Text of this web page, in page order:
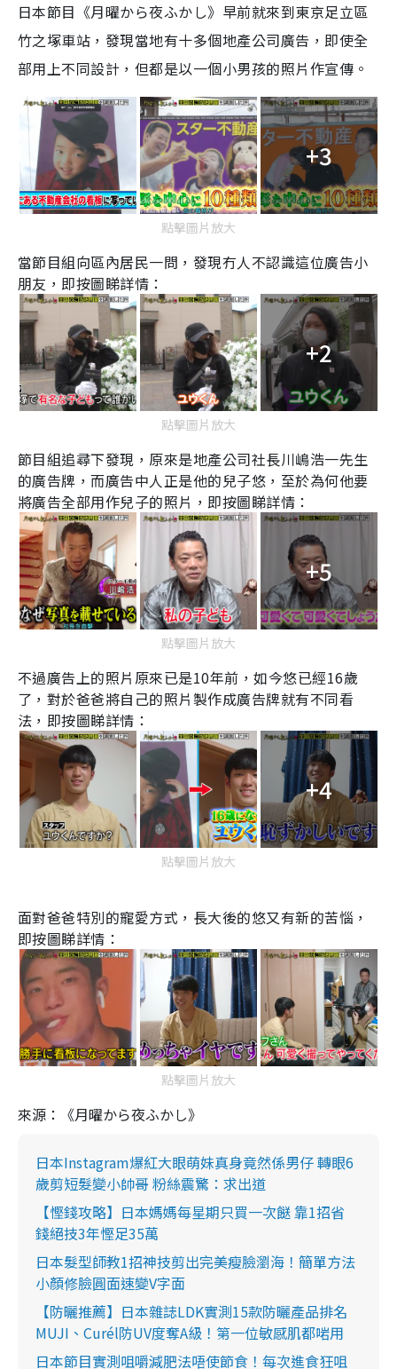
日本節目《月曜から夜ふかし》早前就來到東京足立區
竹之塚車站，發現當地有十多個地產公司廣告，即使全
部用上不同設計，但都是以一個小男孩的照片作宣傳。
+3
點擊圖片放大
當節目組向區內居民一問，發現冇人不認識這位廣告小
朋友，即按圖睇詳情：
+2
點擊圖片放大
節目組追尋下發現，原來是地產公司社長川嶋浩一先生
的廣告牌，而廣告中人正是他的兒子悠，至於為何他要
將廣告全部用作兒子的照片，即按圖睇詳情：
+5
點擊圖片放大
不過廣告上的照片原來已是10年前，如今悠已經16歲
了，對於爸爸將自己的照片製作成廣告牌就有不同看
法，即按圖睇詳情：
+4
點擊圖片放大
面對爸爸特別的寵愛方式，長大後的悠又有新的苦惱，
即按圖睇詳情：
點擊圖片放大
來源：《月曜から夜ふかし》
日本Instagram爆紅大眼萌妹真身竟然係男仔 轉眼6
歲剪短髮變小帥哥 粉絲震驚：求出道
【慳錢攻略】日本媽媽每星期只買一次餸 靠1招省
錢絕技3年慳足35萬
日本髮型師教1招神技剪出完美瘦臉瀏海！簡單方法
小顏修臉圓面速變V字面
【防曬推薦】日本雜誌LDK實測15款防曬產品排名
MUJI、Curél防UV度奪A級！第一位敏感肌都啱用
日本節目實測咀嚼減肥法唔使節食！每次進食狂咀